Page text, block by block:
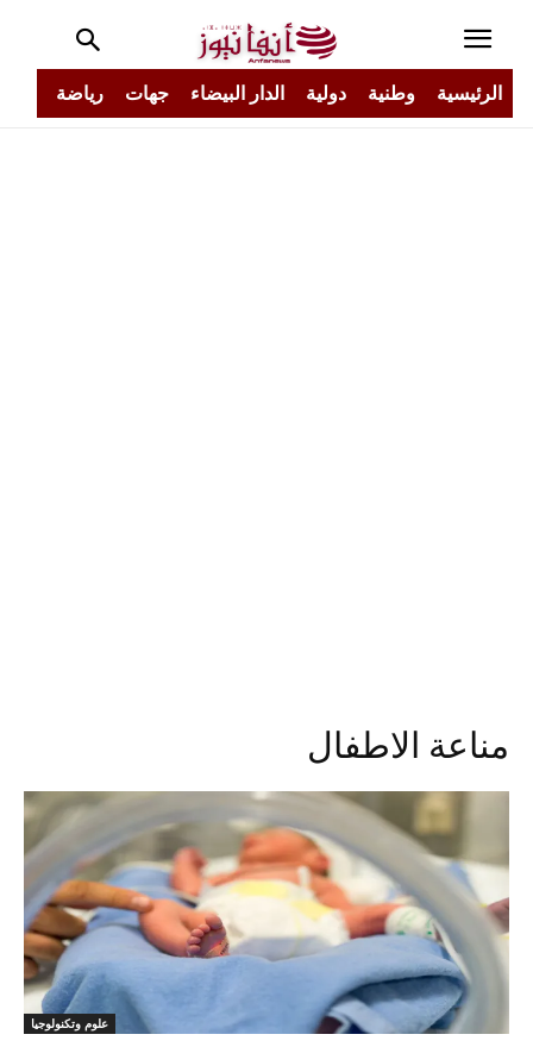
الرئيسية وطنية دولية الدار البيضاء جهات رياضة
مناعة الاطفال
علوم وتكنولوجيا